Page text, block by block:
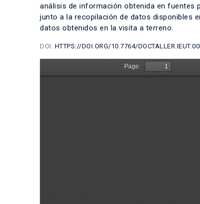
análisis de información obtenida en fuentes
junto a la recopilación de datos disponibles
datos obtenidos en la visita a terreno.
DOI: HTTPS://DOI.ORG/10.7764/